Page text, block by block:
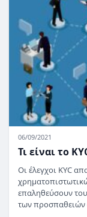
06/09/2021
Τι είναι το
Οι έλεγχοι KYC
επαληθεύσουν
των